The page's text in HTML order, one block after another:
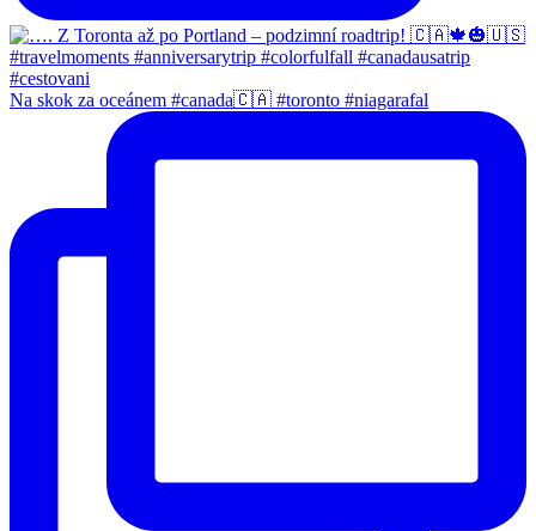
Na skok za oceánem #canada🇨🇦 #toronto #niagarafal